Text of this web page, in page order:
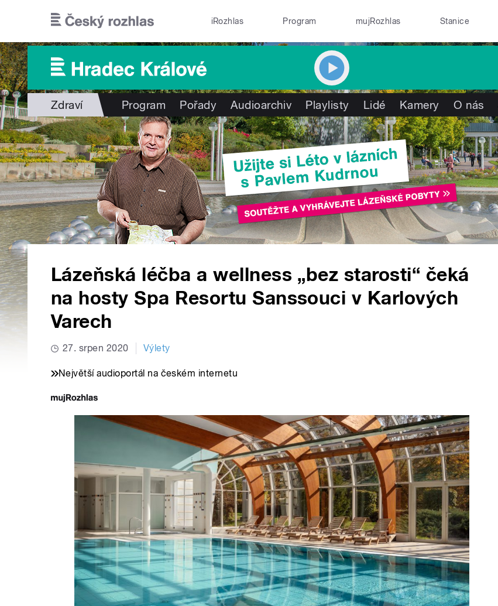
iRozhlas Program mujRozhlas Stanice
Zdraví Program Pořady Audioarchiv Playlisty Lidé Kamery O nás
Lázeňská léčba a wellness „bez starosti“ čeká
na hosty Spa Resortu Sanssouci v Karlových
Varech
27. srpen 2020 Výlety
Největší audioportál na českém internetu